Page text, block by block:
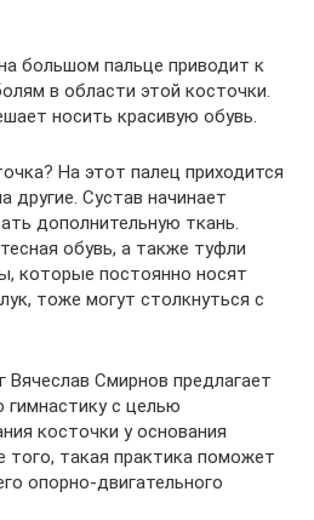
большом пальце приводит к
в области этой косточки.
носить красивую обувь.
На этот палец приходится
другие. Сустав начинает
дополнительную ткань.
обувь, а также туфли
которые постоянно носят
тоже могут столкнуться с
Смирнов предлагает
гимнастику с целью
косточки у основания
того, такая практика поможет
опорно-двигательного